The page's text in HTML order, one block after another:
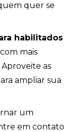
quer se
habilitados
mais
as
ampliar sua
um
em contato